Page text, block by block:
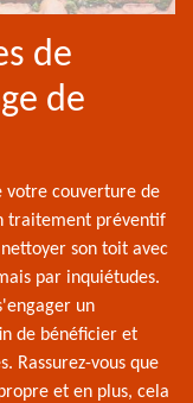
de
de
votre couverture de
traitement préventif
son toit avec
par inquiétudes.
un
de bénéficier et
Rassurez-vous que
et en plus, cela